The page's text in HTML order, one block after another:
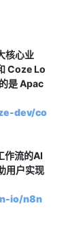
核心业
Coze Lo
是 Apac
dev/co
作流的AI
用户实现
io/n8n